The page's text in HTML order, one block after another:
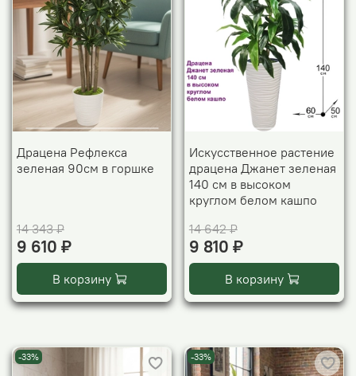
Драцена Рефлекса
зеленая 90см в горшке
14 343 ₽
9 610 ₽
В корзину
Искусственное растение
драцена Джанет зеленая
140 см в высоком
круглом белом кашпо
14 642 ₽
9 810 ₽
В корзину
-33% -33%